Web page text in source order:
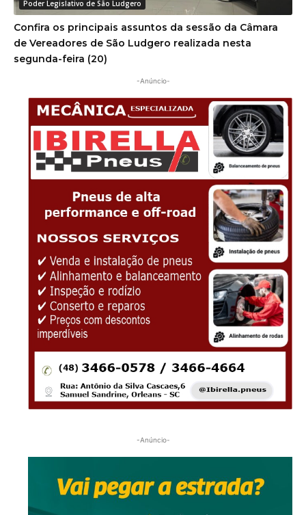
Poder Legislativo de São Ludgero
Confira os principais assuntos da sessão da Câmara
de Vereadores de São Ludgero realizada nesta
segunda-feira (20)
-Anúncio-
-Anúncio-